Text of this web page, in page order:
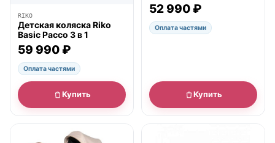
RIKO
Детская коляска Riko
Basic Pacco 3 в 1
59 990 ₽
Оплата частями
Купить
52 990 ₽
Оплата частями
Купить